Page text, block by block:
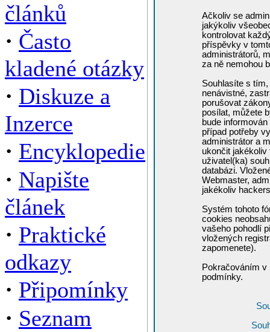
článků
· Často
kladené otázky
· Diskuze a
Inzerce
· Encyklopedie
· Napište
článek
· Praktické
odkazy
· Připomínky
· Seznam
Ačkoliv se
jakýkoliv
kontrolovat
příspěvky v
administrátorů,
za ně nemohou
Souhlasíte s
nenávistné,
porušovat
posílat, můžete
bude
případ potřeby
administrátor a
ukončit
uživatel(ka)
databázi.
Webmaster,
jakékoliv
Systém tohoto
cookies
vašeho pohodlí
vložených
zapomenete).
Pokračováním v
podmínky.